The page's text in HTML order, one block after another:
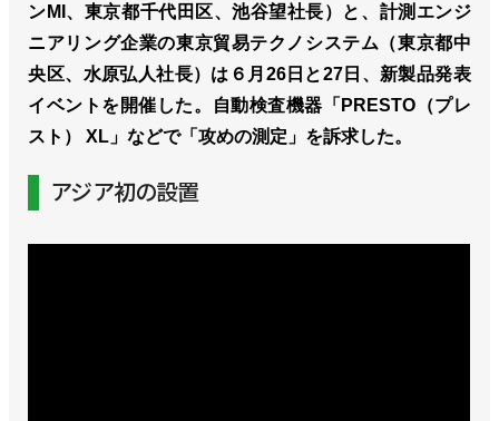
ンMI、東京都千代田区、池谷望社長）と、計測エンジ
ニアリング企業の東京貿易テクノシステム（東京都中
央区、水原弘人社長）は６月26日と27日、新製品発表
イベントを開催した。自動検査機器「PRESTO（プレ
スト） XL」などで「攻めの測定」を訴求した。
アジア初の設置